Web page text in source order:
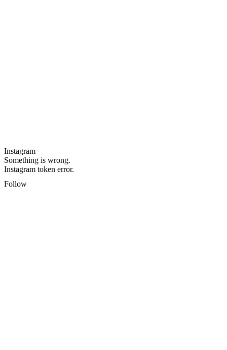
Instagram
Something is wrong.
Instagram token error.
Follow